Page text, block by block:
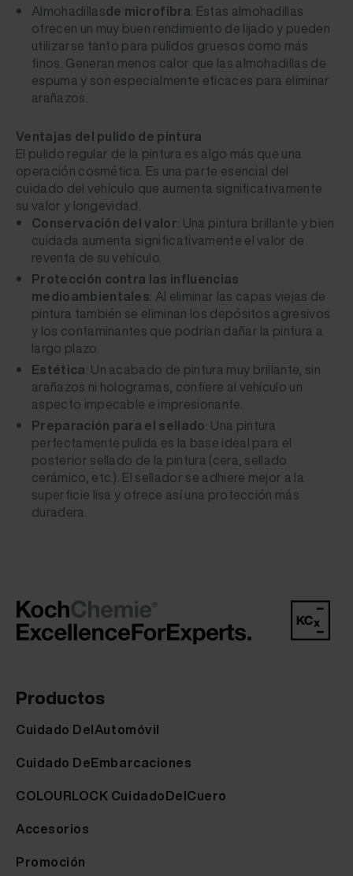
Almohadillasde microfibra: Estas almohadillas
ofrecen un muy buen rendimiento de lijado y pueden
utilizarse tanto para pulidos gruesos como más
finos. Generan menos calor que las almohadillas de
espuma y son especialmente eficaces para eliminar
arañazos.
Ventajas del pulido de pintura
El pulido regular de la pintura es algo más que una
operación cosmética. Es una parte esencial del
cuidado del vehículo que aumenta significativamente
su valor y longevidad.
Conservación del valor: Una pintura brillante y bien
cuidada aumenta significativamente el valor de
reventa de su vehículo.
Protección contra las influencias
medioambientales: Al eliminar las capas viejas de
pintura también se eliminan los depósitos agresivos
y los contaminantes que podrían dañar la pintura a
largo plazo.
Estética: Un acabado de pintura muy brillante, sin
arañazos ni hologramas, confiere al vehículo un
aspecto impecable e impresionante.
Preparación para el sellado: Una pintura
perfectamente pulida es la base ideal para el
posterior sellado de la pintura (cera, sellado
cerámico, etc.). El sellador se adhiere mejor a la
superficie lisa y ofrece así una protección más
duradera.
Productos
Cuidado DelAutomóvil
Cuidado DeEmbarcaciones
COLOURLOCK CuidadoDelCuero
Accesorios
Promoción